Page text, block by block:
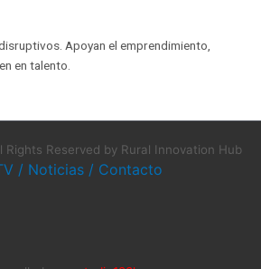
Apoyan el emprendimiento,
en talento.
Reserved by Rural Innovation Hub
/ Noticias / Contacto